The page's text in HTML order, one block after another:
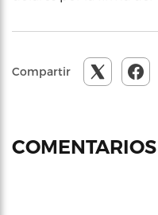
Compartir
COMENTARIOS